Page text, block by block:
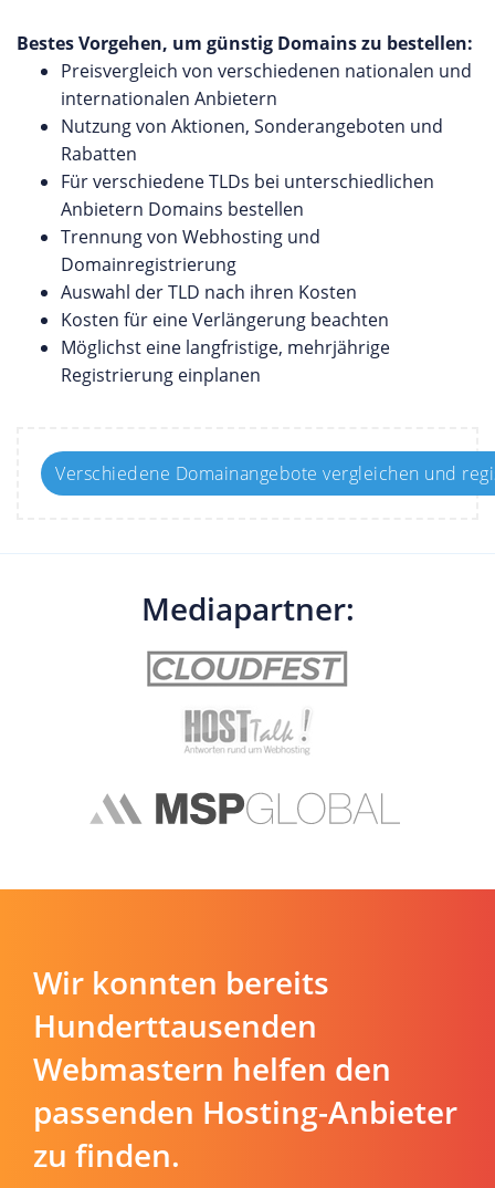
Bestes Vorgehen, um günstig Domains zu bestellen:
Preisvergleich von verschiedenen nationalen und
internationalen Anbietern
Nutzung von Aktionen, Sonderangeboten und
Rabatten
Für verschiedene TLDs bei unterschiedlichen
Anbietern Domains bestellen
Trennung von Webhosting und
Domainregistrierung
Auswahl der TLD nach ihren Kosten
Kosten für eine Verlängerung beachten
Möglichst eine langfristige, mehrjährige
Registrierung einplanen
Verschiedene Domainangebote vergleichen und
Mediapartner:
Wir konnten bereits
Hunderttausenden
Webmastern helfen den
passenden Hosting-Anbieter
zu finden.